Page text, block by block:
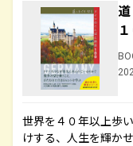
世界を４０年以上歩
けする、人生を輝か